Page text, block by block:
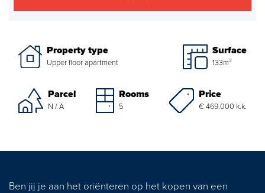
About us
About Van Daal
Customer experiences
Property type
Upper floor apartment
Surface
133m²
Parcel
N / A
Rooms
5
Price
€ 469.000 k.k.
Ben jij je aan het oriënteren op het kopen van een